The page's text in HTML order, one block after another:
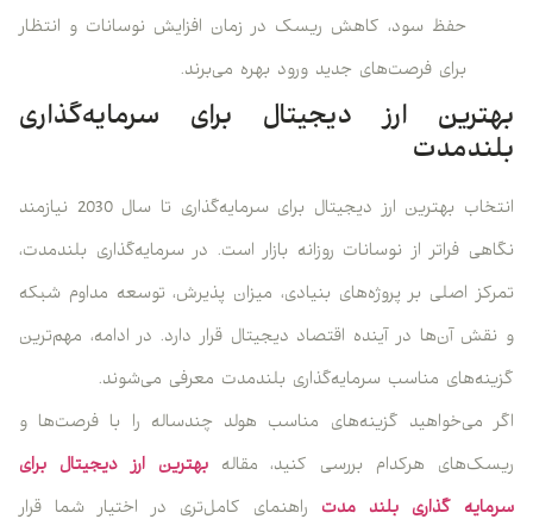
حفظ سود، کاهش ریسک در زمان افزایش نوسانات و انتظار
برای فرصت‌های جدید ورود بهره می‌برند.
بهترین ارز دیجیتال برای سرمایه‌گذاری
بلندمدت
انتخاب بهترین ارز دیجیتال برای سرمایه‌گذاری تا سال 2030 نیازمند
نگاهی فراتر از نوسانات روزانه بازار است. در سرمایه‌گذاری بلندمدت،
تمرکز اصلی بر پروژه‌های بنیادی، میزان پذیرش، توسعه مداوم شبکه
و نقش آن‌ها در آینده اقتصاد دیجیتال قرار دارد. در ادامه، مهم‌ترین
گزینه‌های مناسب سرمایه‌گذاری بلندمدت معرفی می‌شوند.
اگر می‌خواهید گزینه‌های مناسب هولد چندساله را با فرصت‌ها و
ریسک‌های هرکدام بررسی کنید، مقالهبهترین ارز دیجیتال برای
سرمایه گذاری بلند مدت راهنمای کامل‌تری در اختیار شما قرار